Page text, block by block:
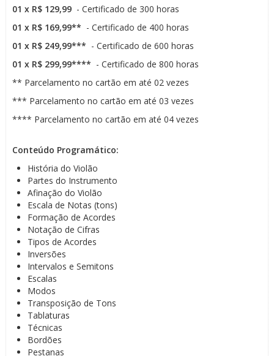
01 x R$ 129,99 - Certificado de 300 horas
01 x R$ 169,99** - Certificado de 400 horas
01 x R$ 249,99*** - Certificado de 600 horas
01 x R$ 299,99**** - Certificado de 800 horas
** Parcelamento no cartão em até 02 vezes
*** Parcelamento no cartão em até 03 vezes
**** Parcelamento no cartão em até 04 vezes
Conteúdo Programático:
História do Violão
Partes do Instrumento
Afinação do Violão
Escala de Notas (tons)
Formação de Acordes
Notação de Cifras
Tipos de Acordes
Inversões
Intervalos e Semitons
Escalas
Modos
Transposição de Tons
Tablaturas
Técnicas
Bordões
Pestanas